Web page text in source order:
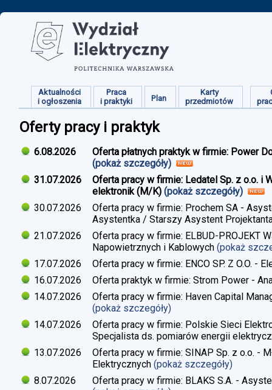
Aktualności
i ogłoszenia
Praca
i praktyki
Plan
Karty
przedmiotów
Oferty pracy i praktyk
6.08.2026
Oferta płatnych praktyk w firmie: Power
(pokaż szczegóły)
31.07.2026
Oferta pracy w firmie: Ledatel Sp. z o.o. i
elektronik (M/K) (pokaż szczegóły)
30.07.2026
Oferta pracy w firmie: Prochem SA -
Asystentka / Starszy Asystent
21.07.2026
Oferta pracy w firmie: ELBUD-PROJEKT
Napowietrznych i Kablowych (pokaż
17.07.2026
Oferta pracy w firmie: ENCO SP. Z O.O. -
16.07.2026
Oferta praktyk w firmie: Strom Power -
14.07.2026
Oferta pracy w firmie: Haven Capital
(pokaż szczegóły)
14.07.2026
Oferta pracy w firmie: Polskie Sieci
Specjalista ds. pomiarów energii
13.07.2026
Oferta pracy w firmie: SINAP Sp. z o.o. -
Elektrycznych (pokaż szczegóły)
8.07.2026
Oferta pracy w firmie: BLAKS S.A. -